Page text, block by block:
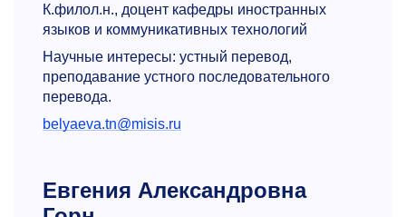
К.филол.н., доцент кафедры иностранных
языков и коммуника­тивных технологий
Научные интересы: устный перевод,
преподавание устного последовательного
перевода.
belyaeva.tn@misis.ru
Евгения Александровна